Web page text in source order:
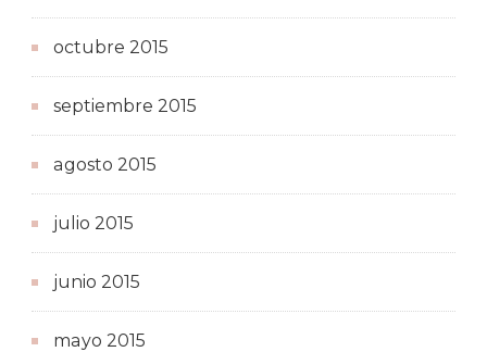
octubre 2015
septiembre 2015
agosto 2015
julio 2015
junio 2015
mayo 2015